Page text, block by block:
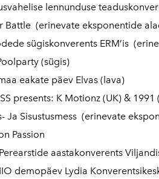
lennunduse
Battle (erinevate eksponentide
sügiskonverents ERM’is
(sügis)
eakate päev Elvas (lava)
presents: K Motionz (UK) &
Ja Sisustusmess (erinevate
Passion
aastakonverents
demopäev Lydia